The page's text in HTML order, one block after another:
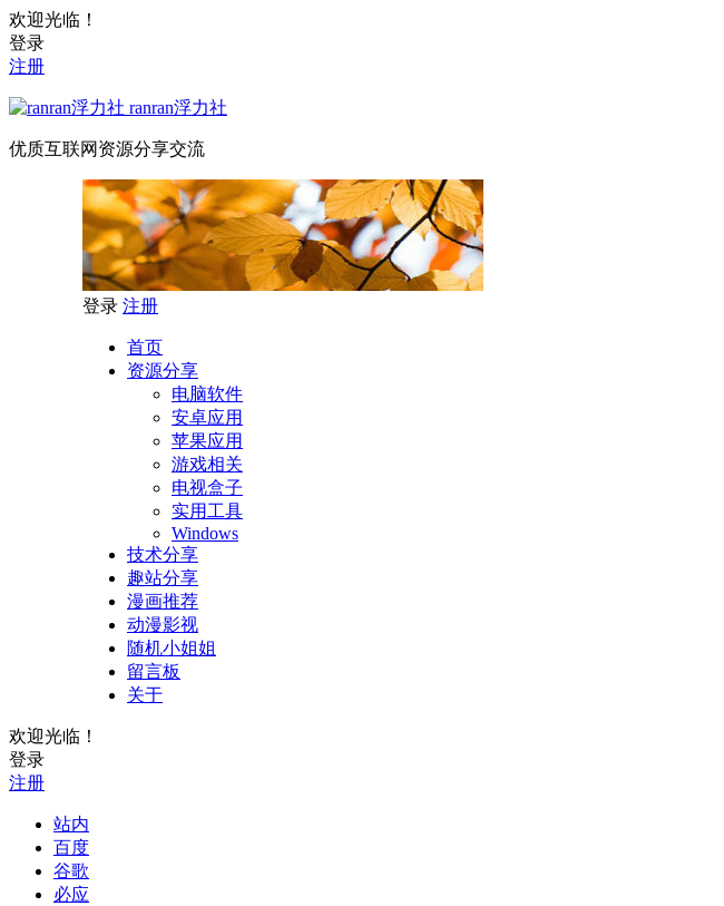
欢迎光临！
登录
注册
ranran浮力社
优质互联网资源分享交流
登录 注册
首页
资源分享
电脑软件
安卓应用
苹果应用
游戏相关
电视盒子
实用工具
Windows
技术分享
趣站分享
漫画推荐
动漫影视
随机小姐姐
留言板
关于
欢迎光临！
登录
注册
站内
百度
谷歌
必应